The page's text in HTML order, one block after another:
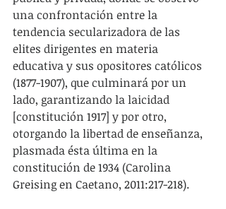
una confrontación entre la
tendencia secularizadora de las
elites dirigentes en materia
educativa y sus opositores católicos
(1877-1907), que culminará por un
lado, garantizando la laicidad
[constitución 1917] y por otro,
otorgando la libertad de enseñanza,
plasmada ésta última en la
constitución de 1934 (Carolina
Greising en Caetano, 2011:217-218).